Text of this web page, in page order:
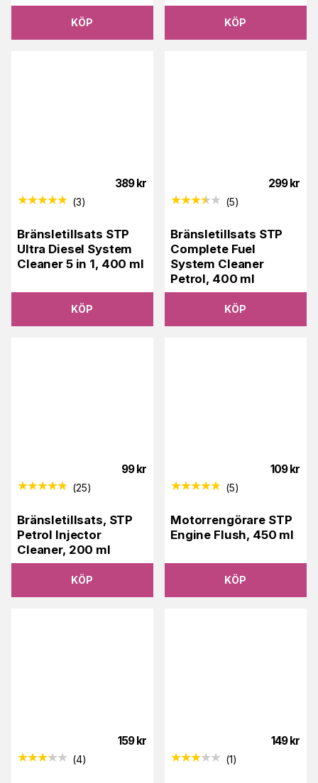
KÖP KÖP
389 kr
(3)
Bränsletillsats STP
Ultra Diesel System
Cleaner 5 in 1, 400 ml
KÖP
299 kr
(5)
Bränsletillsats STP
Complete Fuel
System Cleaner
Petrol, 400 ml
KÖP
99 kr
(25)
Bränsletillsats, STP
Petrol Injector
Cleaner, 200 ml
KÖP
109 kr
(5)
Motorrengörare STP
Engine Flush, 450 ml
KÖP
159 kr
(4)
149 kr
(1)